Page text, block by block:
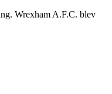
Wrexham A.F.C. blev